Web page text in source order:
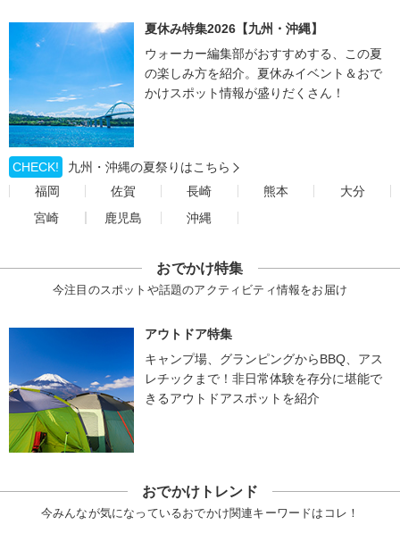
夏休み特集2026【九州・沖縄】
ウォーカー編集部がおすすめする、この夏
の楽しみ方を紹介。夏休みイベント＆おで
かけスポット情報が盛りだくさん！
CHECK!
九州・沖縄の夏祭りはこちら
福岡
佐賀 長崎 熊本
大分
宮崎
鹿児島 沖縄
おでかけ特集
今注目のスポットや話題のアクティビティ情報をお届け
アウトドア特集
キャンプ場、グランピングからBBQ、アス
レチックまで！非日常体験を存分に堪能で
きるアウトドアスポットを紹介
おでかけトレンド
今みんなが気になっているおでかけ関連キーワードはコレ！